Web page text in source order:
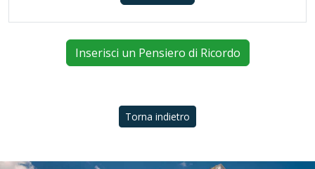
Inserisci un Pensiero di Ricordo
Torna indietro